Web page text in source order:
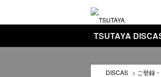
TSUTAYA
DISCAS > ご登録